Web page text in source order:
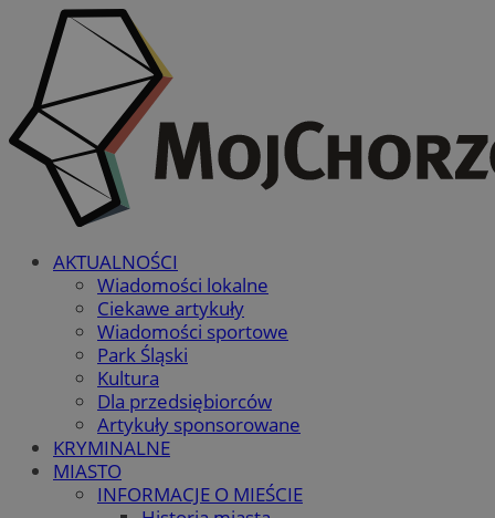
AKTUALNOŚCI
Wiadomości lokalne
Ciekawe artykuły
Wiadomości sportowe
Park Śląski
Kultura
Dla przedsiębiorców
Artykuły sponsorowane
KRYMINALNE
MIASTO
INFORMACJE O MIEŚCIE